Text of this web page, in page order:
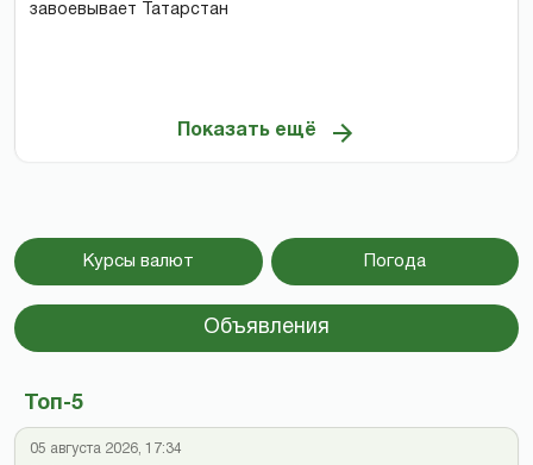
завоевывает Татарстан
Показать ещё
Курсы валют Погода
Объявления
Топ-5
05 августа 2026, 17:34